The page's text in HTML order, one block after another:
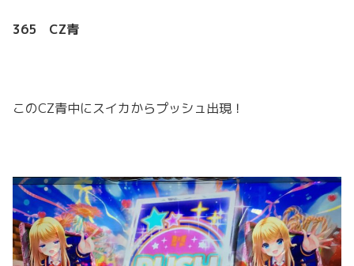
365 CZ青
このCZ青中にスイカからプッシュ出現！